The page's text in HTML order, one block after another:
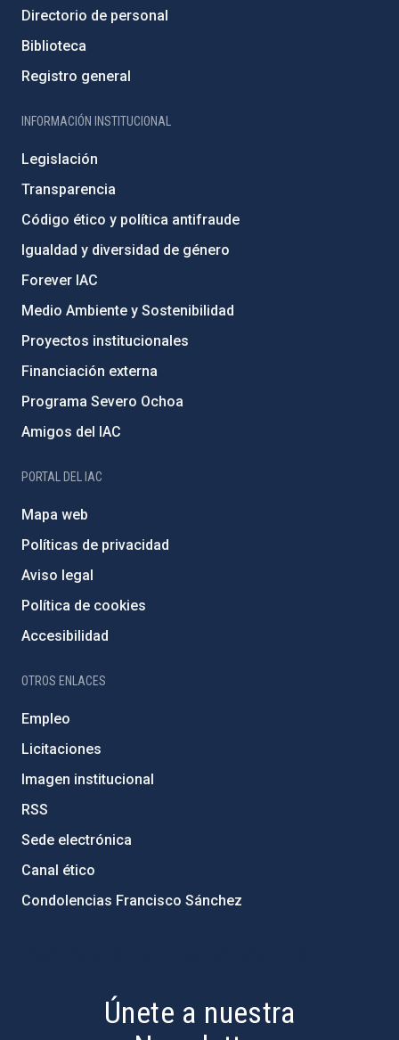
Directorio de personal
Biblioteca
Registro general
INFORMACIÓN INSTITUCIONAL
Legislación
Transparencia
Código ético y política antifraude
Igualdad y diversidad de género
Forever IAC
Medio Ambiente y Sostenibilidad
Proyectos institucionales
Financiación externa
Programa Severo Ochoa
Amigos del IAC
PORTAL DEL IAC
Mapa web
Políticas de privacidad
Aviso legal
Política de cookies
Accesibilidad
OTROS ENLACES
Empleo
Licitaciones
Imagen institucional
RSS
Sede electrónica
Canal ético
Condolencias Francisco Sánchez
Únete a nuestra